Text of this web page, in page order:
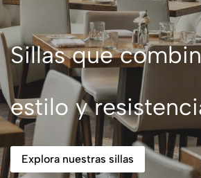
Sillas que
estilo y
Explora nuestras sillas